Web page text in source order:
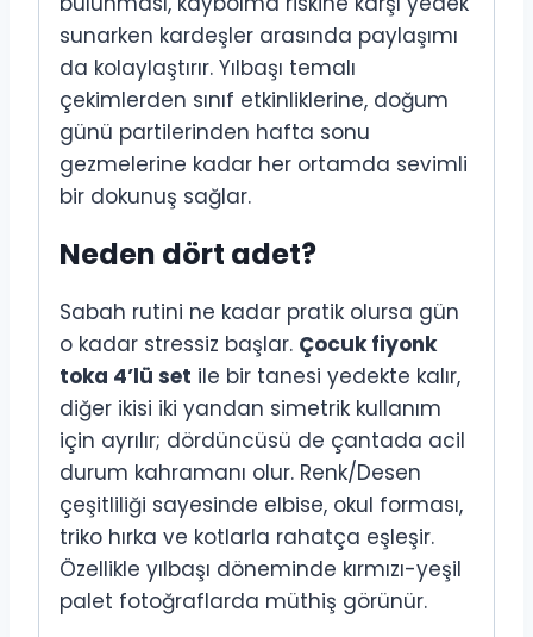
sunarken kardeşler arasında paylaşımı
da kolaylaştırır. Yılbaşı temalı
çekimlerden sınıf etkinliklerine, doğum
günü partilerinden hafta sonu
gezmelerine kadar her ortamda sevimli
bir dokunuş sağlar.
Neden dört adet?
Sabah rutini ne kadar pratik olursa gün
o kadar stressiz başlar. Çocuk fiyonk
toka 4’lü set ile bir tanesi yedekte kalır,
diğer ikisi iki yandan simetrik kullanım
için ayrılır; dördüncüsü de çantada acil
durum kahramanı olur. Renk/Desen
çeşitliliği sayesinde elbise, okul forması,
triko hırka ve kotlarla rahatça eşleşir.
Özellikle yılbaşı döneminde kırmızı-yeşil
palet fotoğraflarda müthiş görünür.